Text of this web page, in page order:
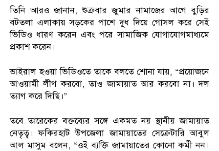
তিনি আরও জানান, শুক্রবার জুমার নামাজের আগে বুড়ির
বটতলা এলাকায় সড়কের পাশে দুধ দিয়ে গোসল করে সেই
ভিডিও ধারণ করেন এবং পরে সামাজিক যোগাযোগমাধ্যমে
প্রকাশ করেন।
ভাইরাল হওয়া ভিডিওতে তাকে বলতে শোনা যায়, “প্রয়োজনে
আওয়ামী লীগ করবো, তাও জামায়াত আর করবো না। দল
ত্যাগ করে দিছি।”
তবে তারেকের বক্তব্যের সঙ্গে একমত নয় স্থানীয় জামায়াত
নেতৃত্ব। ফকিরহাট উপজেলা জামায়াতের সেক্রেটারি আবুল
আল মাসুম বলেন, “ওই ব্যক্তি জামায়াতের কোনো কর্মী নন।